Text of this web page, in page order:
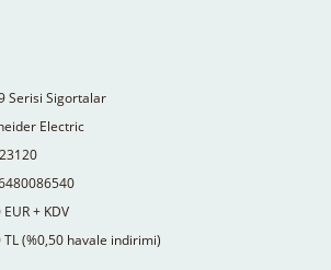
Serisi Sigortalar
Electric
+ KDV
TL (%0,50 havale indirimi)